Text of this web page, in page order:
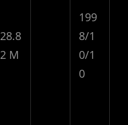
28.8
2 M
199
8/1
0/1
0